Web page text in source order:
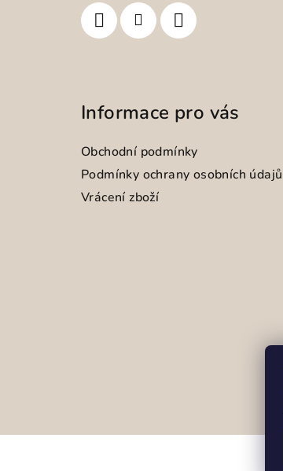
Informace pro vás
Obchodní podmínky
Podmínky ochrany osobních údajů
Vrácení zboží